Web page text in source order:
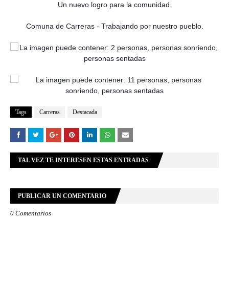
Un nuevo logro para la comunidad.
Comuna de Carreras - Trabajando por nuestro pueblo.
Tags Carreras Destacada
TAL VEZ TE INTERESEN ESTAS ENTRADAS
PUBLICAR UN COMENTARIO
0 Comentarios